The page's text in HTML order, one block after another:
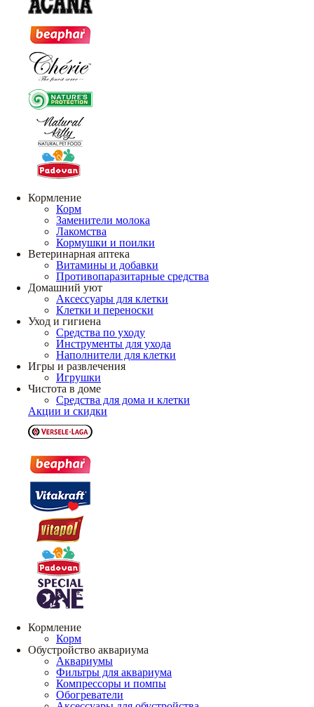
Кормление
Корм
Заменители молока
Лакомства
Кормушки и поилки
Ветеринарная аптека
Витамины и добавки
Противопаразитарные средства
Домашний уют
Аксессуары для клетки
Клетки и переноски
Уход и гигиена
Средства по уходу
Инструменты для ухода
Наполнители для клетки
Игры и развлечения
Игрушки
Чистота в доме
Средства для дома и клетки
Акции и скидки
Кормление
Корм
Обустройство аквариума
Аквариумы
Фильтры для аквариума
Компрессоры и помпы
Обогреватели